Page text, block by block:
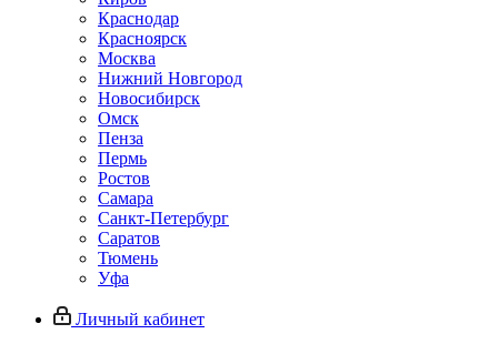
Краснодар
Красноярск
Москва
Нижний Новгород
Новосибирск
Омск
Пенза
Пермь
Ростов
Самара
Санкт-Петербург
Саратов
Тюмень
Уфа
Личный кабинет